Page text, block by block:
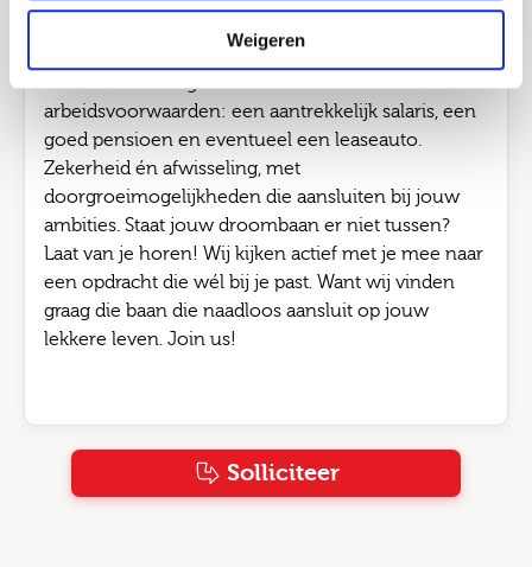
Weigeren
en vakinhoudelijke verdieping.
En natuurlijk is ook de basis goed geregeld als je bij
Joinuz in dienst gaat. Denk aan uitstekende
arbeidsvoorwaarden: een aantrekkelijk salaris, een
goed pensioen en eventueel een leaseauto.
Zekerheid én afwisseling, met
doorgroeimogelijkheden die aansluiten bij jouw
ambities. Staat jouw droombaan er niet tussen?
Laat van je horen! Wij kijken actief met je mee naar
een opdracht die wél bij je past. Want wij vinden
graag die baan die naadloos aansluit op jouw
lekkere leven. Join us!
Solliciteer